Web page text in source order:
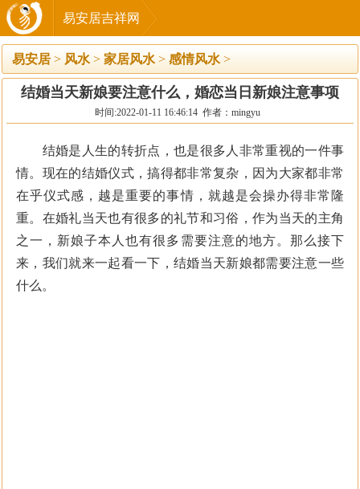
易安居吉祥网
易安居 > 风水 > 家居风水 > 感情风水 >
结婚当天新娘要注意什么，婚恋当日新娘注意事项
时间:2022-01-11 16:46:14 作者：mingyu
结婚是人生的转折点，也是很多人非常重视的一件事
情。现在的结婚仪式，搞得都非常复杂，因为大家都非常
在乎仪式感，越是重要的事情，就越是会操办得非常隆
重。在婚礼当天也有很多的礼节和习俗，作为当天的主角
之一，新娘子本人也有很多需要注意的地方。那么接下
来，我们就来一起看一下，结婚当天新娘都需要注意一些
什么。